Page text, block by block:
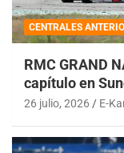
CENTRALES
RMC GRAND
capítulo en
26 julio, 2026 E-